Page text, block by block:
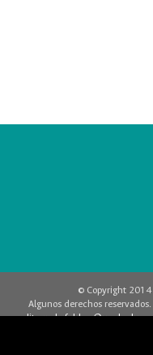
© Copyright 2014
Algunos derechos reservados.
editorweb_fchbog@unal.edu.co